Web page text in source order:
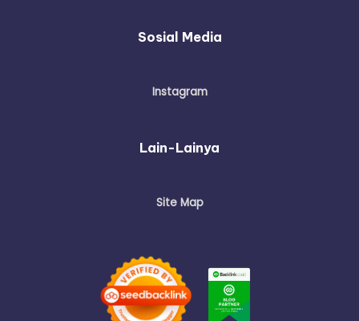
Sosial Media
Instagram
Lain-Lainya
Site Map